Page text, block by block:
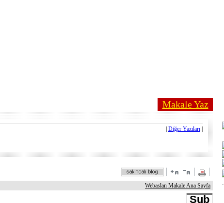
Makale Yaz
Diğer Yazıları
Webaslan Makale Ana Sayfa
Şub